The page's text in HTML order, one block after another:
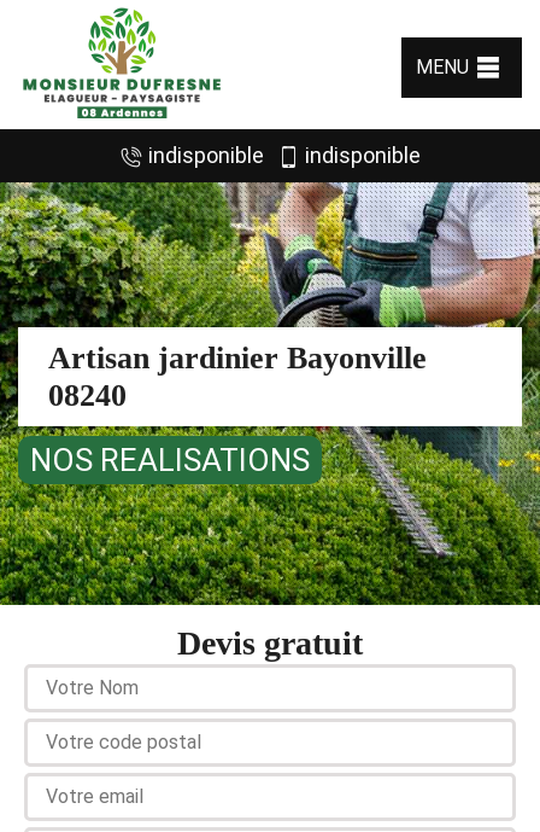
MENU
indisponible indisponible
Artisan jardinier Bayonville
08240
NOS REALISATIONS
Devis gratuit